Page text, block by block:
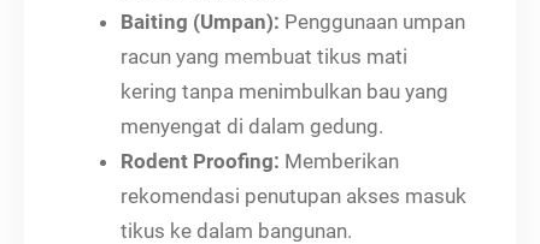
Baiting (Umpan): Penggunaan umpan
racun yang membuat tikus mati
kering tanpa menimbulkan bau yang
menyengat di dalam gedung.
Rodent Proofing: Memberikan
rekomendasi penutupan akses masuk
tikus ke dalam bangunan.